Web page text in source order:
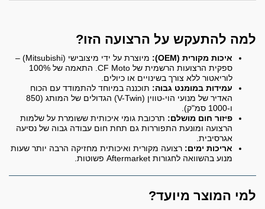
למה להתעקש על הרצועה הזו?
איכות מקורית (OEM):
מיוצרת על ידי מיצובישי (Mitsubishi) –
ספקית הרצועות הרשמית של CF Moto. התאמה של 100%
לוריאטור ללא צורך בשינויים או כיולים.
עמידות במומנט גבוה:תוכננה במיוחד להתמודד עם הכוח
האדיר של מנועי הוי-טווין (V-Twin) הגדולים של המותג (850
פיזור חום מושלם:תרכובת גומי איכותית ששומרת על שלמות
הרצועה ומונעת התפוררות גם תחת חום עבודה גבוה של נסיעה
אגרסיבית.
אריכות ימים:רצועה מקורית ואיכותית מחזיקה הרבה יותר שעות
מנוע בהשוואה לחגורות Aftermarket פשוטות.
למי המוצר מיועד?